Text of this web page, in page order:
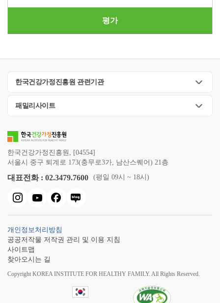
평가
한국건강가정진흥원 관련기관
패밀리사이트
한국건강가정진흥원, [04554]
서울시 중구 퇴계로 173(충무로3가, 남산스퀘어) 21층
대표전화 : 02.3479.7600 (평일 09시 ~ 18시)
개인정보처리방침
공공저작물 저작권 관리 및 이용 지침
사이트맵
찾아오시는 길
Copyright KOREA INSTITUTE FOR HEALTHY FAMILY. All Rights Reserved.